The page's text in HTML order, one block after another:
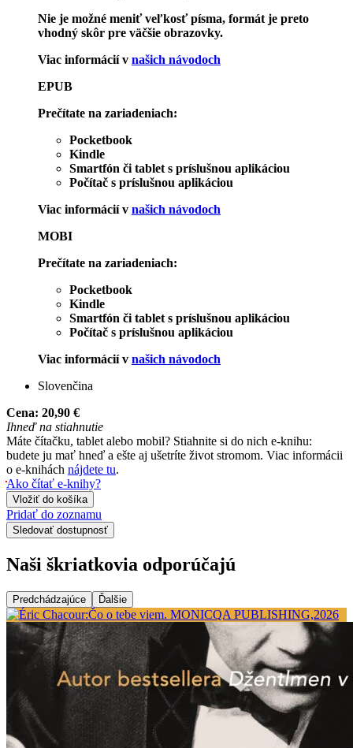
Nie je možné meniť veľkosť písma, formát je preto
vhodný skôr pre väčšie obrazovky.
Viac informácií v našich návodoch
EPUB
Prečítate na zariadeniach:
Pocketbook
Kindle
Smartfón či tablet s príslušnou aplikáciou
Počítač s príslušnou aplikáciou
Viac informácií v našich návodoch
MOBI
Prečítate na zariadeniach:
Pocketbook
Kindle
Smartfón či tablet s príslušnou aplikáciou
Počítač s príslušnou aplikáciou
Viac informácií v našich návodoch
Slovenčina
Cena: 20,90 €
Ihneď na stiahnutie
Máte čítačku, tablet alebo mobil? Stiahnite si do nich e-knihu:
budete ju mať hneď a ešte aj ušetríte život stromom. Viac informácii
o e-knihách nájdete tu.
Ako čítať e-knihy?
Vložiť do košíka
Pridať do zoznamu
Sledovať dostupnosť
Naši škriatkovia odporúčajú
Predchádzajúce Ďalšie